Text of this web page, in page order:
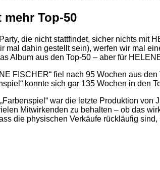
mehr Top-50
die nicht stattfindet, sicher nichts mit
mal dahin gestellt sein), werfen wir mal
Album aus den Top-50 – aber für
FISCHER“ fiel nach 95 Wochen aus den
konnte sich gar 135 Wochen in den
war die letzte Produktion
Mitwirkenden zu behalten – ob das
die physischen Verkäufe rückläufig